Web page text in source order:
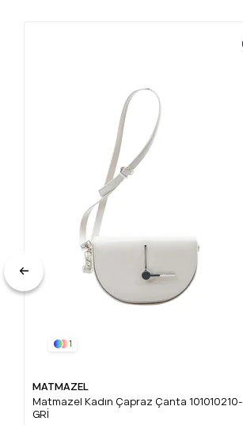
1
MATMAZEL
Matmazel Kadın Çapraz Çanta 101010210-
GRİ